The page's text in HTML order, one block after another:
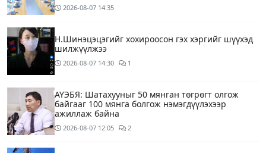
2026-08-07 14:35
Н.Шинэцэцэгийг хохироосон гэх хэргийг шүүхэд
шилжүүлжээ
2026-08-07 14:30 1
АҮЭБЯ: Шатахууныг 50 мянган төгрөгт олгож
байгааг 100 мянга болгож нэмэгдүүлэхээр
ажиллаж байна
2026-08-07 12:05 2